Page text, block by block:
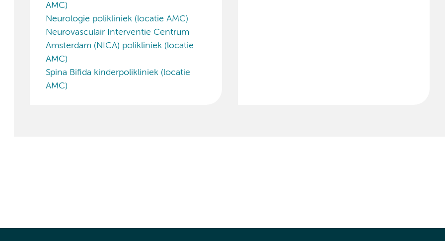
AMC)
Neurologie polikliniek (locatie AMC)
Neurovasculair Interventie Centrum
Amsterdam (NICA) polikliniek (locatie
AMC)
Spina Bifida kinderpolikliniek (locatie
AMC)